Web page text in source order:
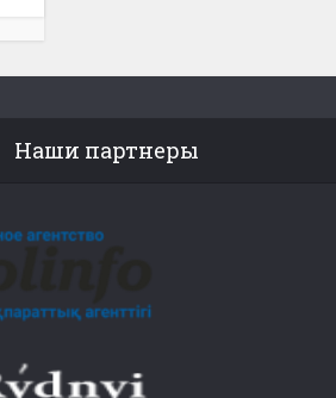
Наши партнеры